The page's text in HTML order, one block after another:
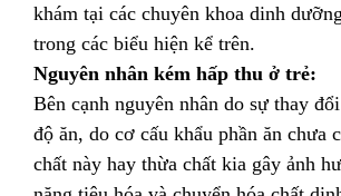
khám tại các chuyên khoa dinh
trong các biểu hiện kể trên.
Nguyên nhân kém hấp thu ở trẻ:
Bên cạnh nguyên nhân do sự thay
độ ăn, do cơ cấu khẩu phần ăn chưa
chất này hay thừa chất kia gây ảnh